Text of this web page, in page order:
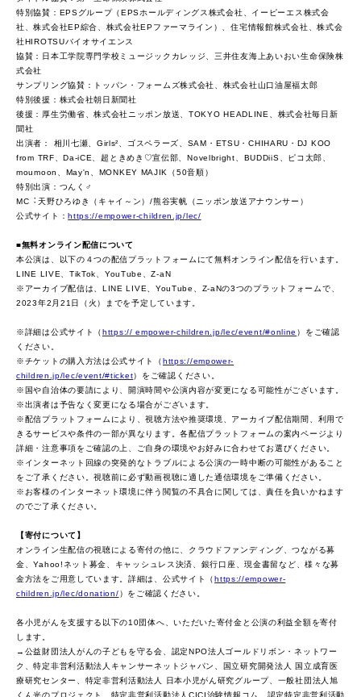
特別協賛：EPSグループ（EPSホールディングス株式会社、イーピーエス株式会
社、株式会社EP綜合、株式会社EPファーマライン）、住宅情報館株式会社、株式会
社HIROTSUバイオサイエンス
協賛：日本工学院専門学校ミュージックカレッジ、三井住友海上あいおい生命保険株
式会社
サンプリング協賛：トッパン・フォームズ株式会社、株式会社山口油屋福太郎
特別後援：株式会社朝日新聞社
後援：厚生労働省、株式会社ニッポン放送、TOKYO HEADLINE、株式会社毎日新
聞社
出演者： 相川七瀬、Girls²、ゴスペラーズ、SAM・ETSU・CHIHARU・DJ KOO
from TRF、Da-iCE、超ときめき♡宣伝部、Novelbright、BUDDiiS、ピコ太郎、
moumoon、May'n、MONKEY MAJIK（50音順）
特別出演：つんく♂
MC︓天野ひろゆき（キャイ～ン）/熊谷実帆（ニッポン放送アナウンサー）
公式サイト：https://empower-children.jp/lec/
■無料オンライン配信について
本公演は、以下の４つの配信プラットフォームにて無料オンライン配信を行います。
LINE LIVE、TikTok、YouTube、Z-aN
※アーカイブ配信は、LINE LIVE、YouTube、Z-aNの3つのプラットフォームで、
2023年2月21日（火）までを予定しています。
※詳細は公式サイト（https:// empower-children.jp/lec/event/#online ）をご確認
ください。
※チケットの購入方法は公式サイト（https://empower-
children.jp/lec/event/#ticket）をご確認ください。
※国や自治体の要請により、開演時間や公演内容が変更になる可能性がございます。
※出演者は予告なく変更になる場合がございます。
※配信プラットフォームにより、視聴方法や推奨環境、アーカイブ配信期間、利用で
きるサービスや条件の一部が異なります。各配信プラットフォームの案内ページより
詳細・注意事項をご確認の上、ご自身の環境やお好みに合わせてお選びください。
※インターネット回線の突発的なトラブルによる公演の一時中断の可能性があること
をご了承ください。視聴前に必ず動画視聴に適した通信環境をご準備ください。
※お客様のインターネット環境に伴う閲覧の不具合に関しては、責任を負いかねます
のでご了承ください。
【寄付について】
オンライン生配信の視聴による寄付の他に、クラウドファンディング、つながる募
金、Yahoo!ネット募金、キャッシュレス決済、銀行口座、現金書留など、様々な募
金方法をご用意しています。詳細は、公式サイト（https://empower-
children.jp/lec/donation/）をご確認ください。
各小児がんを支援する以下の10団体へ、いただいた寄付金と公演の利益全額を寄付
します。
→公益財団法人がんの子どもを守る会、認定NPO法人ゴールドリボン・ネットワー
ク、特定非営利活動法人キャンサーネットジャパン、国立研究開発法人 国立成育医
療研究センター、特定⾮営利活動法⼈ 日本小児がん研究グループ、一般社団法人旭
くん光のプロジェクト、特定非営利活動法人CICI治験情報コム、認定特定非営利活動